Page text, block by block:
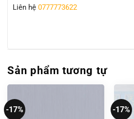
Liên hệ 0777773622
Sản phẩm tương tự
-17% -17%